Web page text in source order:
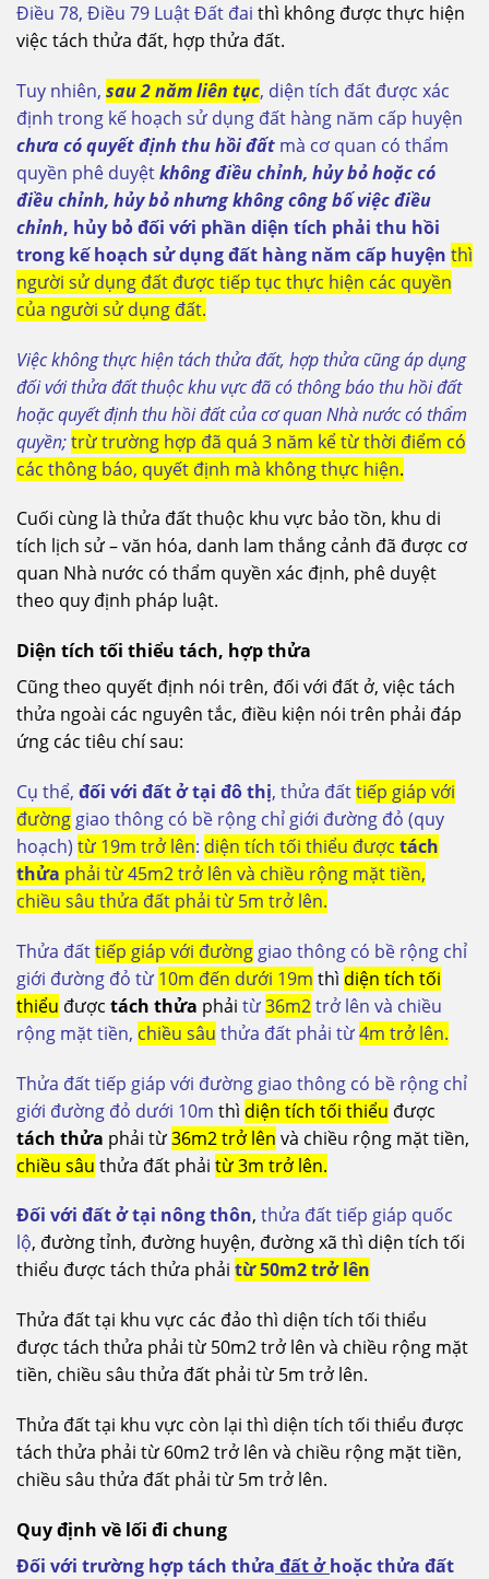
Điều 78, Điều 79 Luật Đất đai thì không được thực hiện
việc tách thửa đất, hợp thửa đất.
Tuy nhiên, sau 2 năm liên tục, diện tích đất được xác
định trong kế hoạch sử dụng đất hàng năm cấp huyện
chưa có quyết định thu hồi đất mà cơ quan có thẩm
quyền phê duyệtkhông điều chỉnh, hủy bỏ hoặc có
điều chỉnh, hủy bỏ nhưng không công bố việc điều
chỉnh, hủy bỏ đối với phần diện tích phải thu hồi
trong kế hoạch sử dụng đất hàng năm cấp huyện thì
người sử dụng đất được tiếp tục thực hiện các quyền
của người sử dụng đất.
Việc không thực hiện tách thửa đất, hợp thửa cũng áp dụng
đối với thửa đất thuộc khu vực đã có thông báo thu hồi đất
hoặc quyết định thu hồi đất của cơ quan Nhà nước có thẩm
quyền;trừ trường hợp đã quá 3 năm kể từ thời điểm có
các thông báo, quyết định mà không thực hiện.
Cuối cùng là thửa đất thuộc khu vực bảo tồn, khu di
tích lịch sử – văn hóa, danh lam thắng cảnh đã được cơ
quan Nhà nước có thẩm quyền xác định, phê duyệt
theo quy định pháp luật.
Diện tích tối thiểu tách, hợp thửa
Cũng theo quyết định nói trên, đối với đất ở, việc tách
thửa ngoài các nguyên tắc, điều kiện nói trên phải đáp
ứng các tiêu chí sau:
Cụ thể, đối với đất ở tại đô thị, thửa đấttiếp giáp với
đường giao thông có bề rộng chỉ giới đường đỏ (quy
hoạch) từ 19m trở lên: diện tích tối thiểu được tách
thửa phải từ 45m2 trở lên và chiều rộng mặt tiền,
chiều sâu thửa đất phải từ 5m trở lên.
Thửa đấttiếp giáp với đường giao thông có bề rộng chỉ
giới đường đỏ từ 10m đến dưới 19m thì diện tích tối
thiểu được tách thửa phải từ36m2trở lên và chiều
rộng mặt tiền, chiều sâu thửa đất phải từ4m trở lên.
Thửa đất tiếp giáp với đường giao thông có bề rộng chỉ
giới đường đỏ dưới 10m thì diện tích tối thiểu được
tách thửa phải từ36m2 trở lên và chiều rộng mặt tiền,
chiều sâu thửa đất phải từ 3m trở lên.
Đối với đất ở tại nông thôn, thửa đất tiếp giáp quốc
lộ, đường tỉnh, đường huyện, đường xã thì diện tích tối
thiểu được tách thửa phải từ 50m2 trở lên
Thửa đất tại khu vực các đảo thì diện tích tối thiểu
được tách thửa phải từ 50m2 trở lên và chiều rộng mặt
tiền, chiều sâu thửa đất phải từ 5m trở lên.
Thửa đất tại khu vực còn lại thì diện tích tối thiểu được
tách thửa phải từ 60m2 trở lên và chiều rộng mặt tiền,
chiều sâu thửa đất phải từ 5m trở lên.
Quy định về lối đi chung
Đối với trường hợp tách thửa đất ởhoặc thửa đất